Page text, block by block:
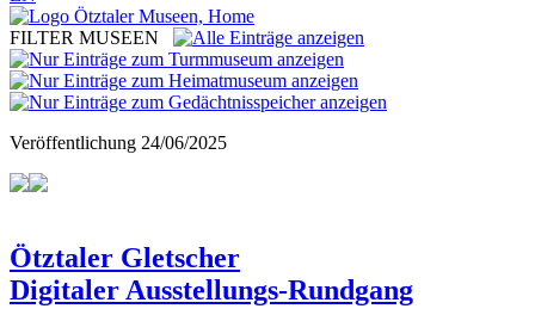
FILTER MUSEEN
Veröffentlichung 24/06/2025
Ötztaler Gletscher
Digitaler Ausstellungs-Rundgang